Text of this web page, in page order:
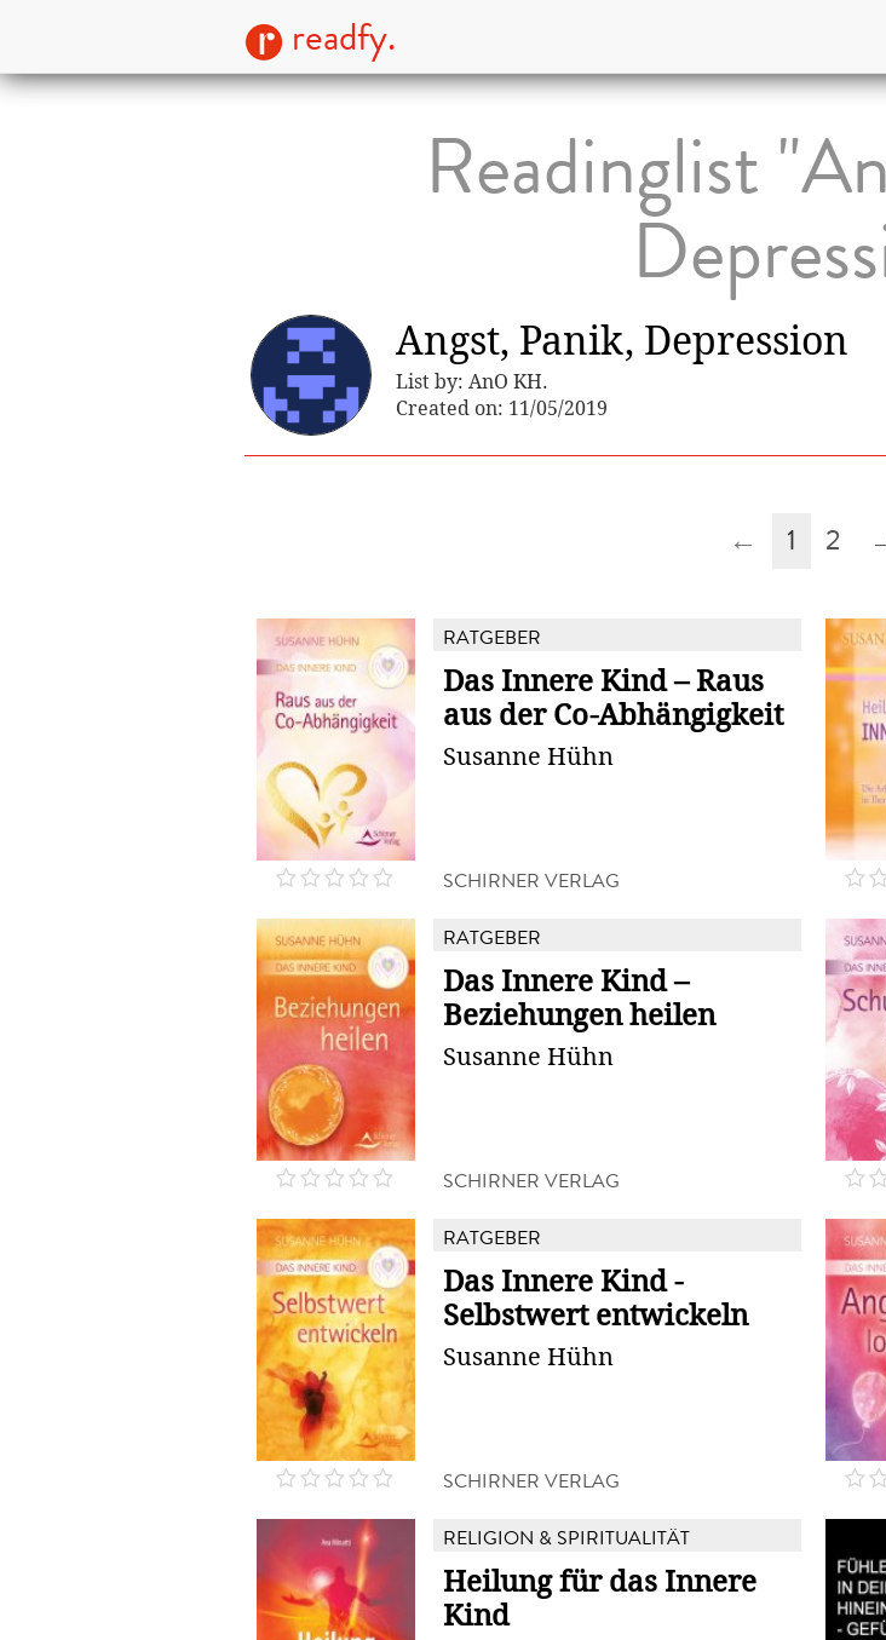
readfy.
Readinglist
Angst, Panik, Depression
List by: AnO KH.
Created on: 11/05/2019
← 1 2
RATGEBER
Das Innere Kind – Raus
aus der Co-Abhängigkeit
Susanne Hühn
SCHIRNER VERLAG
RATGEBER
Das Innere Kind –
Beziehungen heilen
Susanne Hühn
SCHIRNER VERLAG
RATGEBER
Das Innere Kind -
Selbstwert entwickeln
Susanne Hühn
SCHIRNER VERLAG
RELIGION & SPIRITUALITÄT
Heilung für das Innere
Kind